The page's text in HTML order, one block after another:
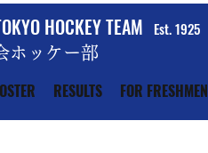
HOCKEY TEAM
ホッケー部
Est. 1925
RESULTS FOR FRESHMEN